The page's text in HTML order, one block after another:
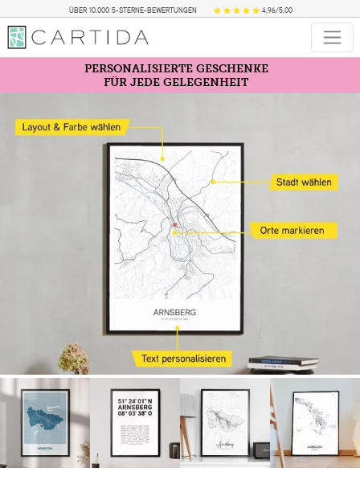
ÜBER 10.000 5-STERNE-BEWERTUNGEN 4,96/5,00
PERSONALISIERTE GESCHENKE
FÜR JEDE GELEGENHEIT